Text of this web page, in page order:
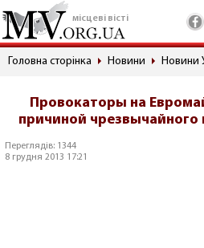
місцеві вісті
Головна сторінка Новини Новини
Провокаторы на
причиной чрезвычайного
Переглядів: 1344
8 грудня 2013 17:21